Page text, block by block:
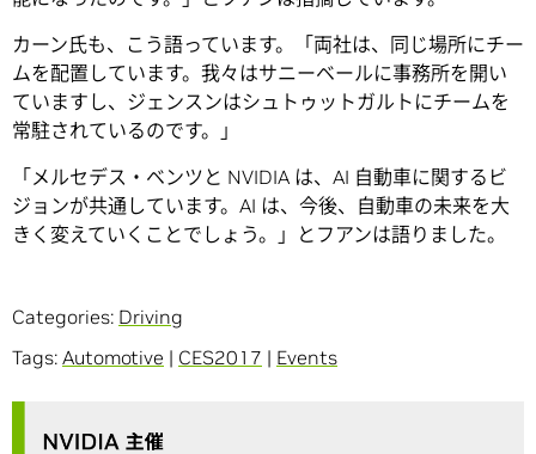
カーン氏も、こう語っています。「両社は、同じ場所にチー
ムを配置しています。我々はサニーベールに事務所を開い
ていますし、ジェンスンはシュトゥットガルトにチームを
常駐されているのです。」
「メルセデス・ベンツと NVIDIA は、AI 自動車に関するビ
ジョンが共通しています。AI は、今後、自動車の未来を大
きく変えていくことでしょう。」とフアンは語りました。
Categories: Driving
Tags: Automotive | CES2017 | Events